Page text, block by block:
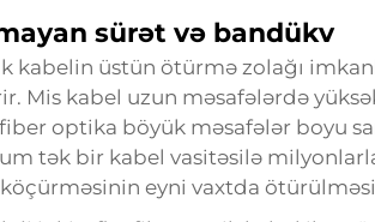
sürət və bandükv
kabelin üstün ötürmə zolağı
Mis kabel uzun məsafələrdə
optika böyük məsafələr boyu
tək bir kabel vasitəsilə milyonlarla
eyni vaxtda